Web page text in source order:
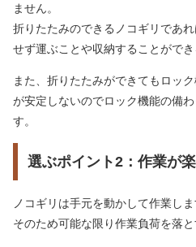
ません。
折りたたみのできるノコギリであ
せず運ぶことや収納することができ
また、折りたたみができてもロッ
が安定しないのでロック機能の備
す。
選ぶポイント2：作業が
ノコギリは手元を動かして作業しま
そのため可能な限り作業負荷を落と